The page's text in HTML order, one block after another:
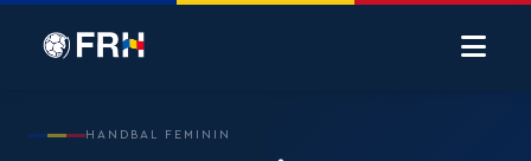
HANDBAL FEMININ